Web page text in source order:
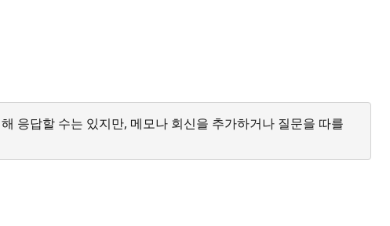
응답할 수는 있지만, 메모나 회신을 추가하거나 질문을 따를